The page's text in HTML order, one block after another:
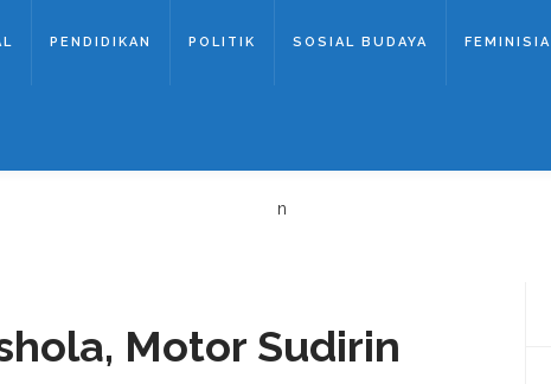
PENDIDIKAN POLITIK SOSIAL BUDAYA FEMINISIA
n
Motor Sudirin